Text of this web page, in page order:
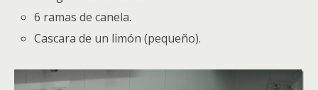
6 ramas de canela.
Cascara de un limón (pequeño).